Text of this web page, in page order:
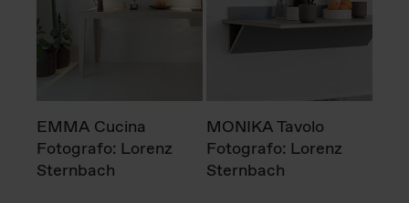
EMMA Cucina
Fotografo: Lorenz
Sternbach
MONIKA Tavolo
Fotografo: Lorenz
Sternbach